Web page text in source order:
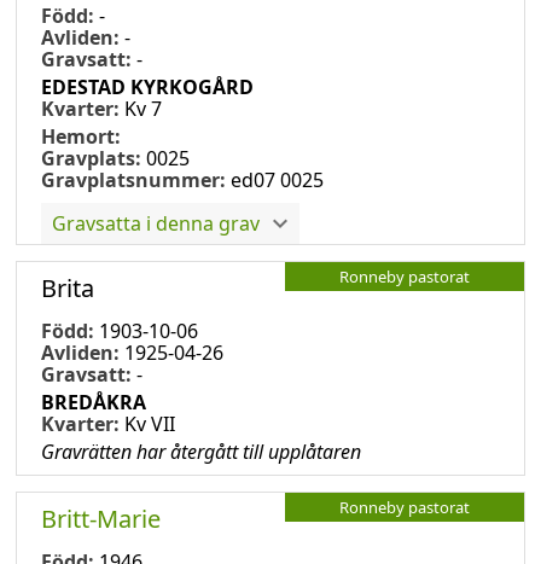
Född: -
Avliden: -
Gravsatt: -
EDESTAD KYRKOGÅRD
Kvarter: Kv 7
Hemort:
Gravplats: 0025
Gravplatsnummer: ed07 0025
Gravsatta i denna grav
Ronneby pastorat
Brita
Född: 1903-10-06
Avliden: 1925-04-26
Gravsatt: -
BREDÅKRA
Kvarter: Kv VII
Gravrätten har återgått till upplåtaren
Ronneby pastorat
Britt-Marie